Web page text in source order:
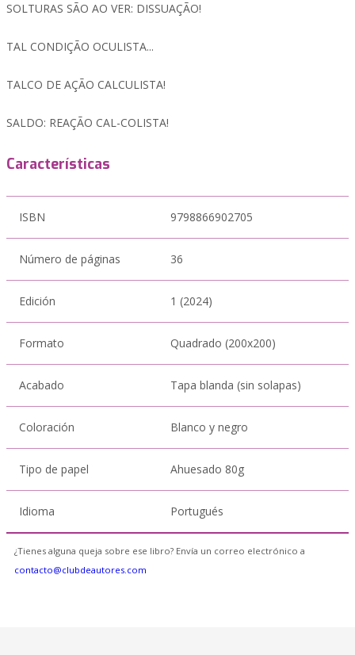
SOLTURAS SÃO AO VER: DISSUAÇÃO!
TAL CONDIÇÃO OCULISTA...
TALCO DE AÇÃO CALCULISTA!
SALDO: REAÇÃO CAL-COLISTA!
Características
ISBN 9798866902705
Número de páginas 36
Edición 1 (2024)
Formato Quadrado (200x200)
Acabado Tapa blanda (sin solapas)
Coloración Blanco y negro
Tipo de papel Ahuesado 80g
Idioma Portugués
¿Tienes alguna queja sobre ese libro? Envía un correo electrónico a
contacto@clubdeautores.com